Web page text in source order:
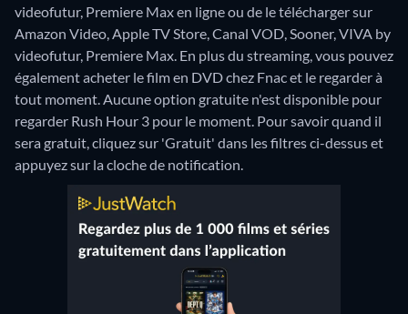
videofutur, Premiere Max en ligne ou de le télécharger sur
Amazon Video, Apple TV Store, Canal VOD, Sooner, VIVA by
videofutur, Premiere Max. En plus du streaming, vous pouvez
également acheter le film en DVD chez Fnac et le regarder à
tout moment.Aucune option gratuite n'est disponible pour
regarder Rush Hour 3 pour le moment. Pour savoir quand il
sera gratuit, cliquez sur 'Gratuit' dans les filtres ci-dessus et
appuyez sur la cloche de notification.